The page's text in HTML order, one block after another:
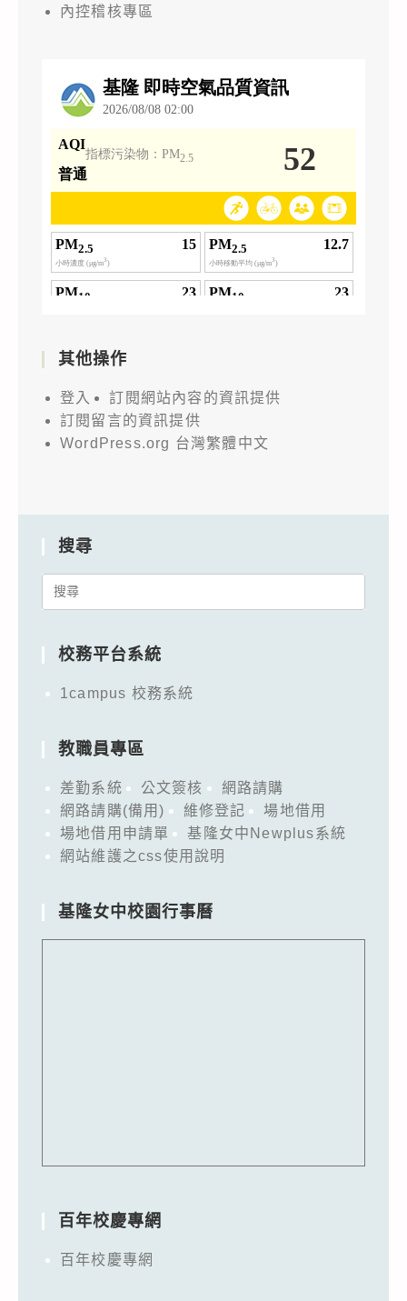
內控稽核專區
其他操作
登入
訂閱網站內容的資訊提供
訂閱留言的資訊提供
WordPress.org 台灣繁體中文
搜尋
Search
校務平台系統
1campus 校務系統
教職員專區
差勤系統 公文簽核
網路請購
網路請購(備用)
維修登記
場地借用
場地借用申請單
基隆女中Newplus系統
網站維護之css使用說明
基隆女中校園行事曆
百年校慶專網
百年校慶專網